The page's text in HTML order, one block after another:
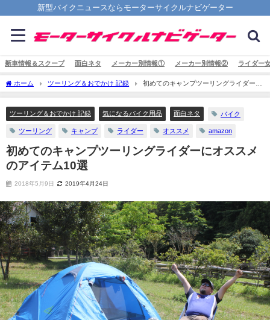
新型バイクニュースならモーターサイクルナビゲーター
新車情報＆スクープ 面白ネタ メーカー別情報① メーカー別情報② ライダー
ホーム ツーリング＆おでかけ 記録
初めてのキャンプツーリングライダーに
オススメのアイテム10選
ツーリング＆おでかけ 記録 気になるバイク用品 面白ネタ バイク
ツーリング キャンプ ライダー オススメ amazon
初めてのキャンプツーリングライダーにオススメ
のアイテム10選
2018年5月9日 2019年4月24日